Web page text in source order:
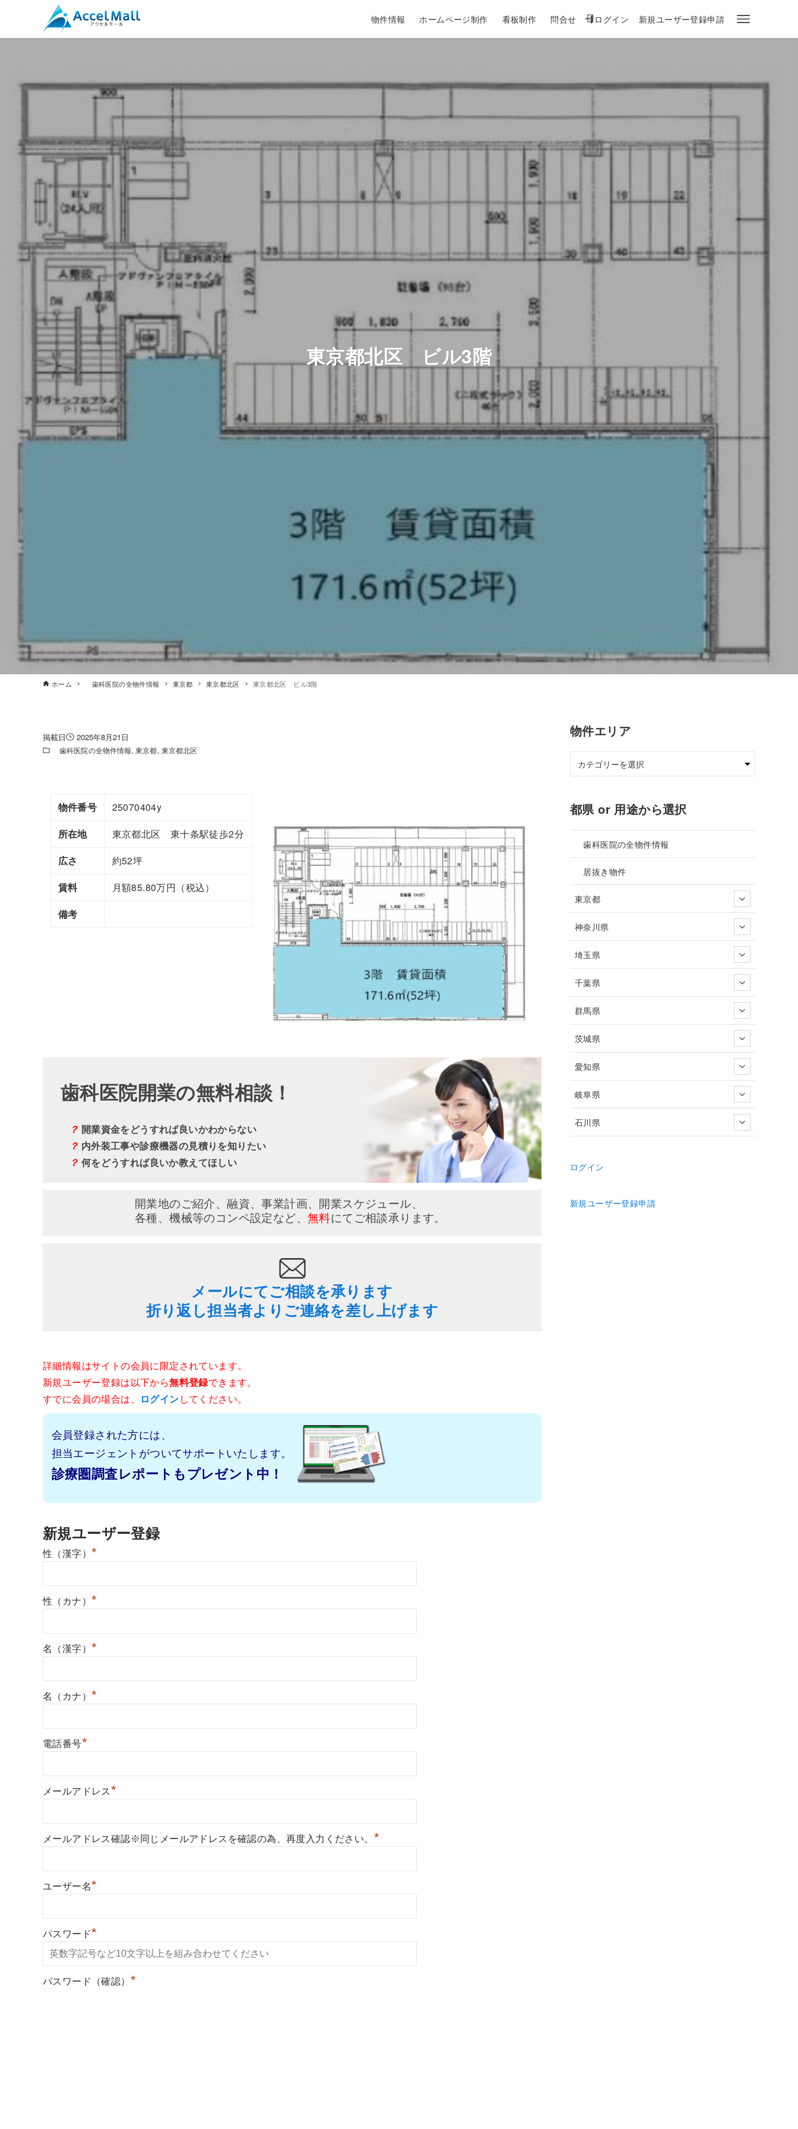
物件情報 ホームページ制作 看板制作 問合せ ログイン 新規ユーザー登録申請
東京都北区 ビル3階
ホーム 歯科医院の全物件情報 東京都 東京都北区 東京都北区 ビル3階
2025年8月21日
歯科医院の全物件情報 東京都 東京都北区
物件番号
25070404y
所在地
東京都北区 東十条駅徒歩2分
広さ
約52坪
賃料
月額85.80万円（税込）
備考
歯科医院開業の無料相談！
？ 開業資金をどうすれば良いかわからない
？ 内外装工事や診療機器の見積りを知りたい
？ 何をどうすれば良いか教えてほしい
開業地のご紹介、融資、事業計画、開業スケジュール、
各種、機械等のコンペ設定など、 無料にてご相談承ります。
メールにてご相談を承ります
折り返し担当者よりご連絡を差し上げます
詳細情報はサイトの会員に限定されています。
新規ユーザー登録は以下から無料登録できます。
すでに会員の場合は、
ログインしてください。
会員登録された方には、
担当エージェントがついてサポートいたします。
診療圏調査レポートもプレゼント中！
新規ユーザー登録
性（漢字） *
性（カナ） *
名（漢字） *
名（カナ） *
電話番号*
メールアドレス*
メールアドレス確認※同じメールアドレスを確認の為、再度入力ください。 *
ユーザー名*
パスワード*
パスワード（確認） *
物件エリア
都県 or 用途から選択
歯科医院の全物件情報
居抜き物件
東京都
神奈川県
埼玉県
千葉県
群馬県
茨城県
愛知県
岐阜県
石川県
ログイン
新規ユーザー登録申請